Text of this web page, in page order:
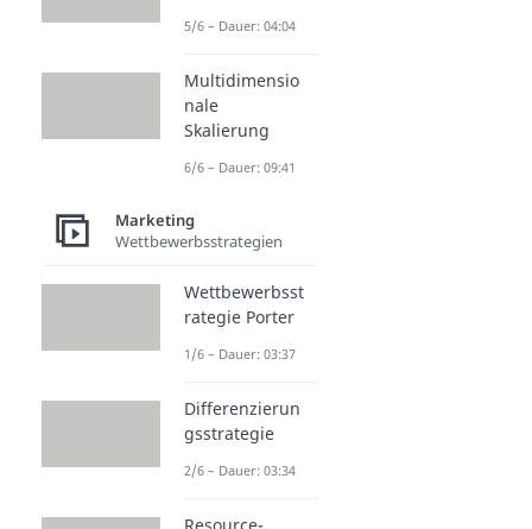
5/6 – Dauer: 04:04
Multidimensio
nale
Skalierung
6/6 – Dauer: 09:41
Marketing
Wettbewerbsstrategien
Wettbewerbsst
rategie Porter
1/6 – Dauer: 03:37
Differenzierun
gsstrategie
2/6 – Dauer: 03:34